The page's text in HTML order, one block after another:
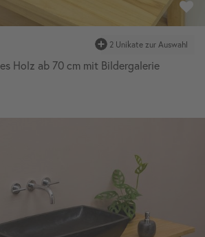
2 Unikate zur Auswahl
Holz ab 70 cm mit Bildergalerie